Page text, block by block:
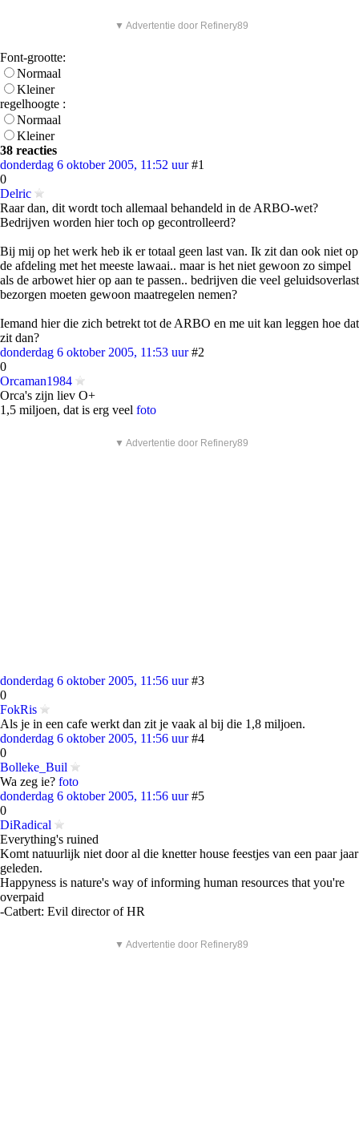
▼ Advertentie door Refinery89
Font-grootte:
Normaal
Kleiner
regelhoogte :
Normaal
Kleiner
38 reacties
donderdag 6 oktober 2005, 11:52 uur #1
0
Delric
Raar dan, dit wordt toch allemaal behandeld in de ARBO-wet?
Bedrijven worden hier toch op gecontrolleerd?
Bij mij op het werk heb ik er totaal geen last van. Ik zit dan ook niet op
de afdeling met het meeste lawaai.. maar is het niet gewoon zo simpel
als de arbowet hier op aan te passen.. bedrijven die veel geluidsoverlast
bezorgen moeten gewoon maatregelen nemen?
Iemand hier die zich betrekt tot de ARBO en me uit kan leggen hoe dat
zit dan?
donderdag 6 oktober 2005, 11:53 uur #2
0
Orcaman1984
Orca's zijn liev O+
1,5 miljoen, dat is erg veel foto
▼ Advertentie door Refinery89
donderdag 6 oktober 2005, 11:56 uur #3
0
FokRis
Als je in een cafe werkt dan zit je vaak al bij die 1,8 miljoen.
donderdag 6 oktober 2005, 11:56 uur #4
0
Bolleke_Buil
Wa zeg ie? foto
donderdag 6 oktober 2005, 11:56 uur #5
0
DiRadical
Everything's ruined
Komt natuurlijk niet door al die knetter house feestjes van een paar jaar
geleden.
Happyness is nature's way of informing human resources that you're
overpaid
-Catbert: Evil director of HR
▼ Advertentie door Refinery89